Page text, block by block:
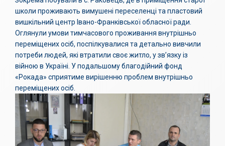
школи проживають вимушені переселенці та пластовий
вишкільний центр Івано-Франківської обласної ради.
Оглянули умови тимчасового проживання внутрішньо
переміщених осіб, поспілкувалися та детально вивчили
потреби людей, які втратили своє житло, у зв’язку із
війною в Україні. У подальшому благодійний фонд
«Рокада» сприятиме вирішенню проблем внутрішньо
переміщених осіб.